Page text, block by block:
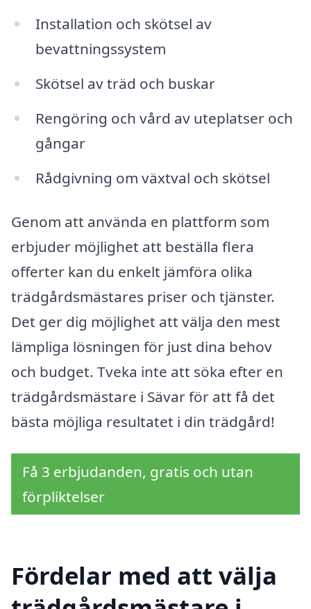
Installation och skötsel av
bevattningssystem
Skötsel av träd och buskar
Rengöring och vård av uteplatser och
gångar
Rådgivning om växtval och skötsel
Genom att använda en plattform som
erbjuder möjlighet att beställa flera
offerter kan du enkelt jämföra olika
trädgårdsmästares priser och tjänster.
Det ger dig möjlighet att välja den mest
lämpliga lösningen för just dina behov
och budget. Tveka inte att söka efter en
trädgårdsmästare i Sävar för att få det
bästa möjliga resultatet i din trädgård!
Få 3 erbjudanden, gratis och utan
förpliktelser
Fördelar med att välja